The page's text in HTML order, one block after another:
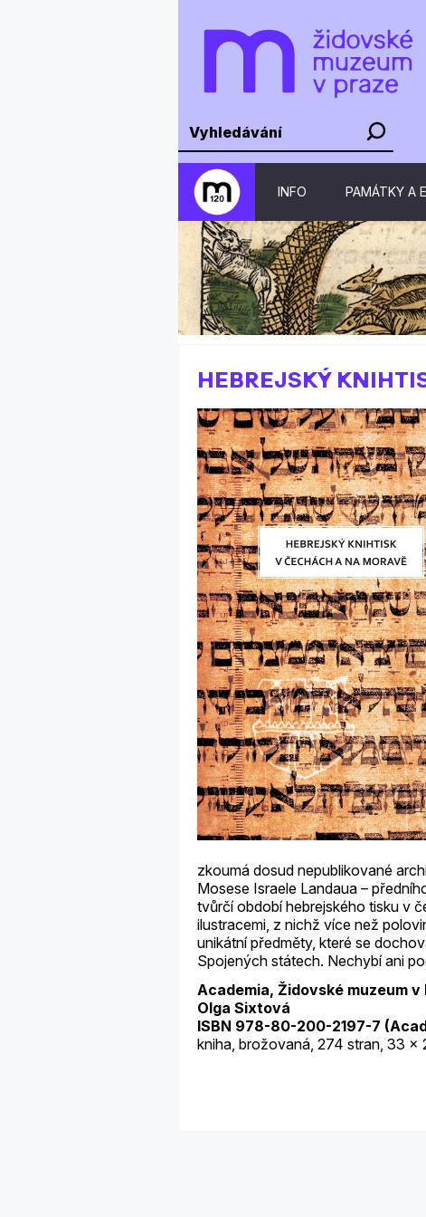
INFO PAMÁTKY A
HEBREJSKÝ
zkoumá dosud nepublikované
Mosese Israele Landaua –
tvůrčí období hebrejského tisku v
ilustracemi, z nichž více než
unikátní předměty, které se
Spojených státech. Nechybí ani
Academia, Židovské muzeum v
Olga Sixtová
ISBN 978-80-200-2197-7
kniha, brožovaná, 274 stran, 33 x